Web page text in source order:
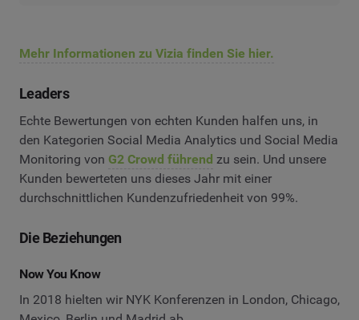
Mehr Informationen zu Vizia finden Sie hier.
Leaders
Echte Bewertungen von echten Kunden halfen uns, in
den Kategorien Social Media Analytics und Social Media
Monitoring von G2 Crowd führend zu sein. Und unsere
Kunden bewerteten uns dieses Jahr mit einer
durchschnittlichen Kundenzufriedenheit von 99%.
Die Beziehungen
Now You Know
In 2018 hielten wir NYK Konferenzen in London, Chicago,